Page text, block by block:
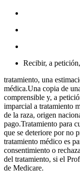
Recibir, a
tratamiento, una
médica.Una copia de
comprensible y, a
imparcial a tratamiento
de la raza, origen
pago.Tratamiento para
que se deteriore por no
tratamiento médico es
consentimiento o
del tratamiento, si el
de Medicare.